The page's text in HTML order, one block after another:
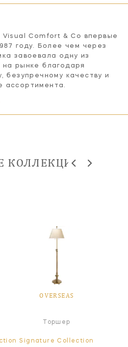
Comfort & Co впервые
году. Более чем через
завоевала одну из
рынке благодаря
безупречному качеству и
ассортимента.
КОЛЛЕКЦИИ
OVERSEAS
Торшер
Signature Collection